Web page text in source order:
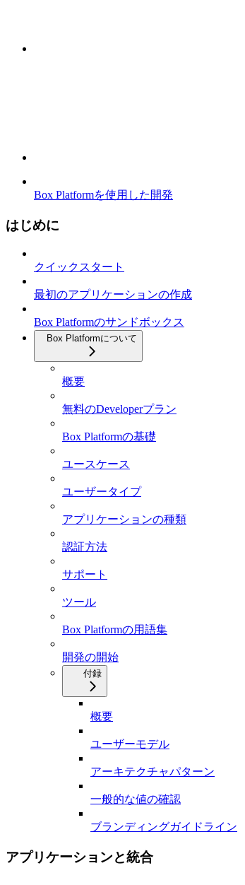
Box Platformを使用した開発
はじめに
クイックスタート
最初のアプリケーションの作成
Box Platformのサンドボックス
Box Platformについて
概要
無料のDeveloperプラン
Box Platformの基礎
ユースケース
ユーザータイプ
アプリケーションの種類
認証方法
サポート
ツール
Box Platformの用語集
開発の開始
付録
概要
ユーザーモデル
アーキテクチャパターン
一般的な値の確認
ブランディングガイドライン
アプリケーションと統合